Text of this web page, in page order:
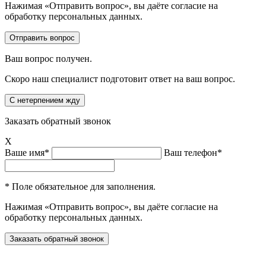
Нажимая «Отправить вопрос», вы даёте согласие на
обработку персональных данных.
Ваш вопрос получен.
Скоро наш специалист подготовит ответ на ваш вопрос.
Заказать обратный звонок
X
Ваше имя*
Ваш телефон*
* Поле обязательное для заполнения.
Нажимая «Отправить вопрос», вы даёте согласие на
обработку персональных данных.